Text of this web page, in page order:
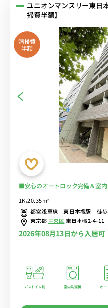
ユニオンマンスリー東日
掃費半額】
清掃費
半額
■安心のオートロック完備＆室
♪■都営浅草線「東日本橋駅」
なしでアクセス/コンビニ至近■
1K/20.35m²
都営浅草線 東日本橋駅 徒歩
東京都 中央区東日本橋2-4-11
2026年08月13日から入居可
バストイレ別 室内洗濯機 オー